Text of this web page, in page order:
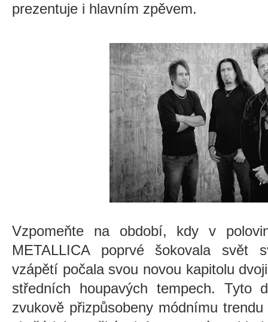
prezentuje i hlavním zpěvem.
Vzpomeňte na období, kdy v
METALLICA poprvé šokovala svět
vzápětí počala svou novou kapitolu
středních houpavých tempech. Tyto
zvukově přizpůsobeny módnímu